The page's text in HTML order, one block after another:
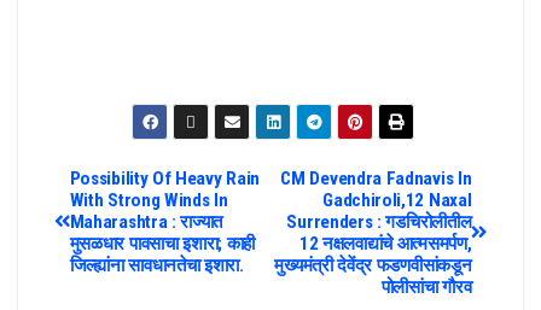
CM Devendra Fadnavis In
Gadchiroli,12 Naxal
Surrenders : गडचिरोलीतील
12 नक्षलवाद्यांचे आत्मसमर्पण,
मुख्यमंत्री देवेंद्र फडणवीसांकडून
पोलीसांचा गौरव
Possibility Of Heavy Rain
With Strong Winds In
Maharashtra : राज्यात
मुसळधार पावसाचा इशारा; काही
जिल्ह्यांना सावधानतेचा इशारा.